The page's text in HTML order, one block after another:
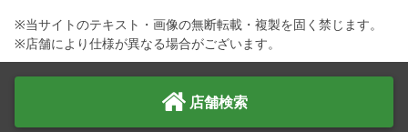
※当サイトのテキスト・画像の無断転載・複製を固く禁じます。
※店舗により仕様が異なる場合がございます。
店舗検索